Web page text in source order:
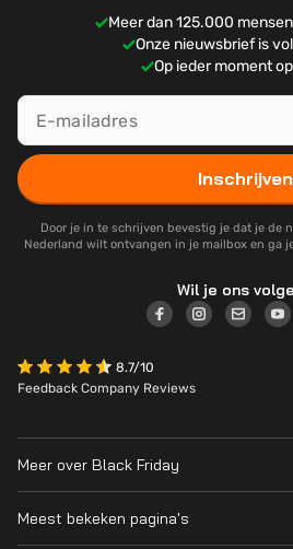
Meer dan 125.000
Onze nieuwsbrief is
Op ieder moment
Inschrijven
Door je in te schrijven bevestig je dat je de
Nederland wilt ontvangen in je mailbox en ga
Wil je ons
8.7/10
Feedback Company Reviews
Meer over Black Friday
Wanneer is Black Friday?
Meest bekeken pagina's